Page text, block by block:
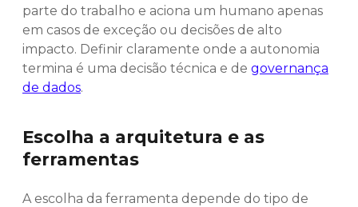
parte do trabalho e aciona um humano apenas
em casos de exceção ou decisões de alto
impacto. Definir claramente onde a autonomia
termina é uma decisão técnica e de governança
de dados.
Escolha a arquitetura e as
ferramentas
A escolha da ferramenta depende do tipo de